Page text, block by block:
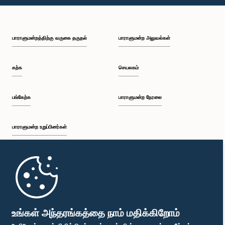
உங்கள் அந்தரங்கத்தை நாம் மதிக்கிறோம்
பி.ப. 1:43 - பி.ப. 1:53
பி.ப. 2:01 - பி.ப. 2:12
பி.ப. 2:20 - பி.ப. 2:29
பாராளுமன்றத்திற்கு வருகை தருதல்
கற்க
பங்கேற்க
பாராளுமன்ற உறுப்பினர்கள்
முதற்பக்கம்
பாராளுமன்ற அலுவல்கள்
செயலகம்
பாராளுமன்ற நேரலை
பாராளுமன்ற கையடக்க செயலி